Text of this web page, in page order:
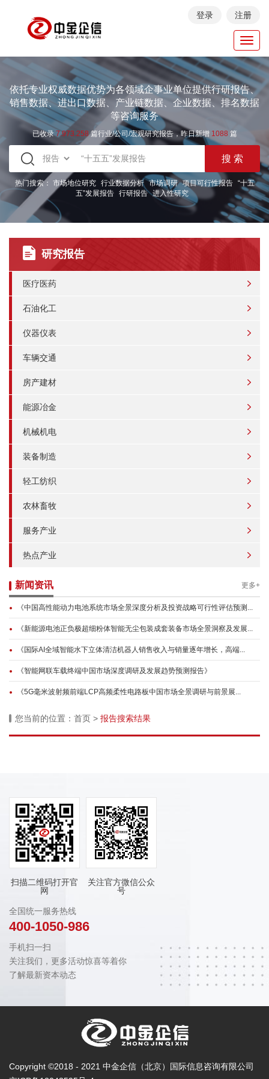
登录 注册
依托专业权威数据优势为各领域企事业单位提供行研报告、
销售数据、进出口数据、产业链数据、企业数据、排名数据
等咨询服务
已收录7.973.258篇行业/公司/宏观研究报告，昨日新增 1088 篇
热门搜索： 市场地位研究 行业数据分析 市场调研 项目可行性报告
“十五
五”发展报告 行研报告 进入性研究
研究报告
医疗医药
石油化工
仪器仪表
车辆交通
房产建材
能源冶金
机械机电
装备制造
轻工纺织
农林畜牧
服务产业
热点产业
新闻资讯 更多+
《中国高性能动力电池系统市场全景深度分析及投资战略可行性评估预测...
《新能源电池正负极超细粉体智能无尘包装成套装备市场全景洞察及发展...
《国际AI全域智能水下立体清洁机器人销售收入与销量逐年增长，高端...
《智能网联车载终端中国市场深度调研及发展趋势预测报告》
《5G毫米波射频前端LCP高频柔性电路板中国市场全景调研与前景展...
您当前的位置： 首页 > 报告搜索结果
扫描二维码打开官
网
关注官方微信公众
号
全国统一服务热线
400-1050-986
手机扫一扫
关注我们，更多活动惊喜等着你
了解最新资本动态
Copyright ©2018 - 2021 中金企信（北京）国际信息咨询有限公司